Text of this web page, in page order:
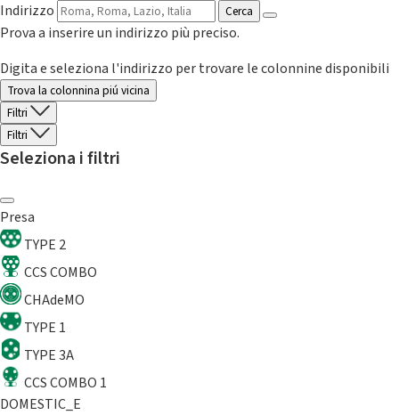
Indirizzo
Cerca
Prova a inserire un indirizzo più preciso.
Digita e seleziona l'indirizzo per trovare le colonnine disponibili
Trova la colonnina piú vicina
Filtri
Filtri
Seleziona i filtri
Presa
TYPE 2
CCS COMBO
CHAdeMO
TYPE 1
TYPE 3A
CCS COMBO 1
DOMESTIC_E